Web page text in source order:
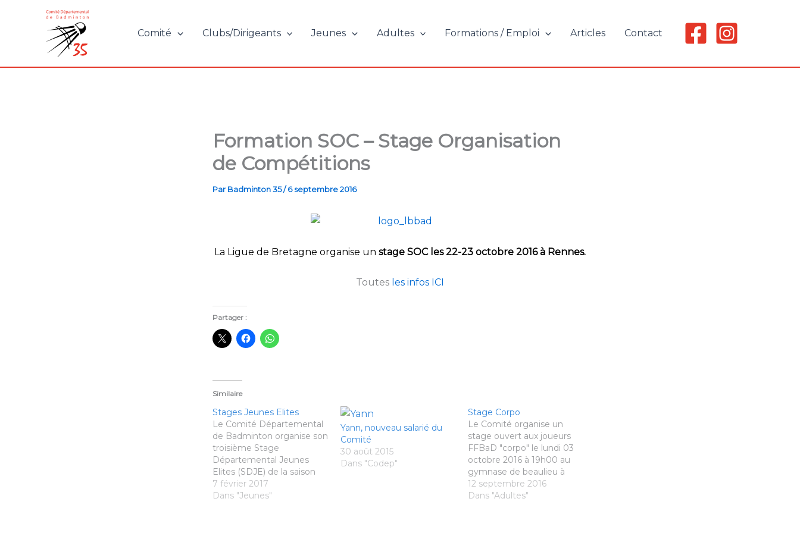
Comité Clubs/Dirigeants Jeunes Adultes Formations / Emploi Articles Contact
Formation SOC – Stage Organisation
de Compétitions
Par Badminton 35/6 septembre 2016
La Ligue de Bretagne organise un stage SOC les 22-23 octobre 2016 à Rennes.
Toutes les infos ICI
Partager :
Similaire
Stages Jeunes Elites
Le Comité Départemental
de Badminton organise son
troisième Stage
Départemental Jeunes
Elites (SDJE) de la saison
2016/2017, ouvert aux
catégories minibad-
7 février 2017
Dans "Jeunes"
Yann, nouveau salarié du
Comité
30 août 2015
Dans "Codep"
Stage Corpo
Le Comité organise un
stage ouvert aux joueurs
FFBaD "corpo" le lundi 03
octobre 2016 à 19h00 au
gymnase de beaulieu à
Rennes. Toutes les infos ICI
12 septembre 2016
Dans "Adultes"